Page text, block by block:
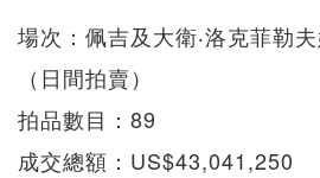
場次：佩吉及大衛‧洛克菲勒
（日間拍賣）
拍品數目：89
成交總額：US$43,041,250